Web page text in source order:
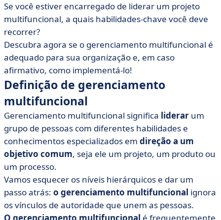
Se você estiver encarregado de liderar um projeto
multifuncional, a quais habilidades-chave você deve
recorrer?
Descubra agora se o gerenciamento multifuncional é
adequado para sua organização e, em caso
afirmativo, como implementá-lo!
Definição de gerenciamento
multifuncional
Gerenciamento multifuncional significa liderar um
grupo de pessoas com diferentes habilidades e
conhecimentos especializados em direção a um
objetivo comum, seja ele um projeto, um produto ou
um processo.
Vamos esquecer os níveis hierárquicos e dar um
passo atrás: o gerenciamento multifuncional ignora
os vínculos de autoridade que unem as pessoas.